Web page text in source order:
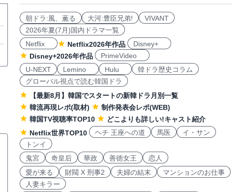
朝ドラ:風、薫る 大河:豊臣兄弟!
VIVANT
2026年夏(7月)国内ドラマ一覧
Netflix
Netflix2026年作品
Disney+
Disney+2026年作品
PrimeVideo
U-NEXT
Lemino Hulu
韓ドラ歴史コラム
グローバル視点で読む韓国ドラ
【最新8月】韓国でスタートの新韓ドラ月別一覧
韓流再現レポ(取材)
制作発表会レポ(WEB)
韓国TV視聴率TOP10
どこよりも詳しい!キャスト紹介
Netflix世界TOP10
ヘチ 王座への道 馬医
イ・サン
トンイ
鬼宮
奇皇后 華政 善徳女王
恋人
愛が来る
財閥 X 刑事2 夫婦の結末
マンションのお仕事
人妻キラー